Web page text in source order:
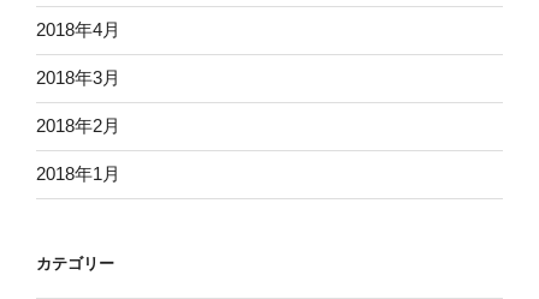
2018年4月
2018年3月
2018年2月
2018年1月
カテゴリー